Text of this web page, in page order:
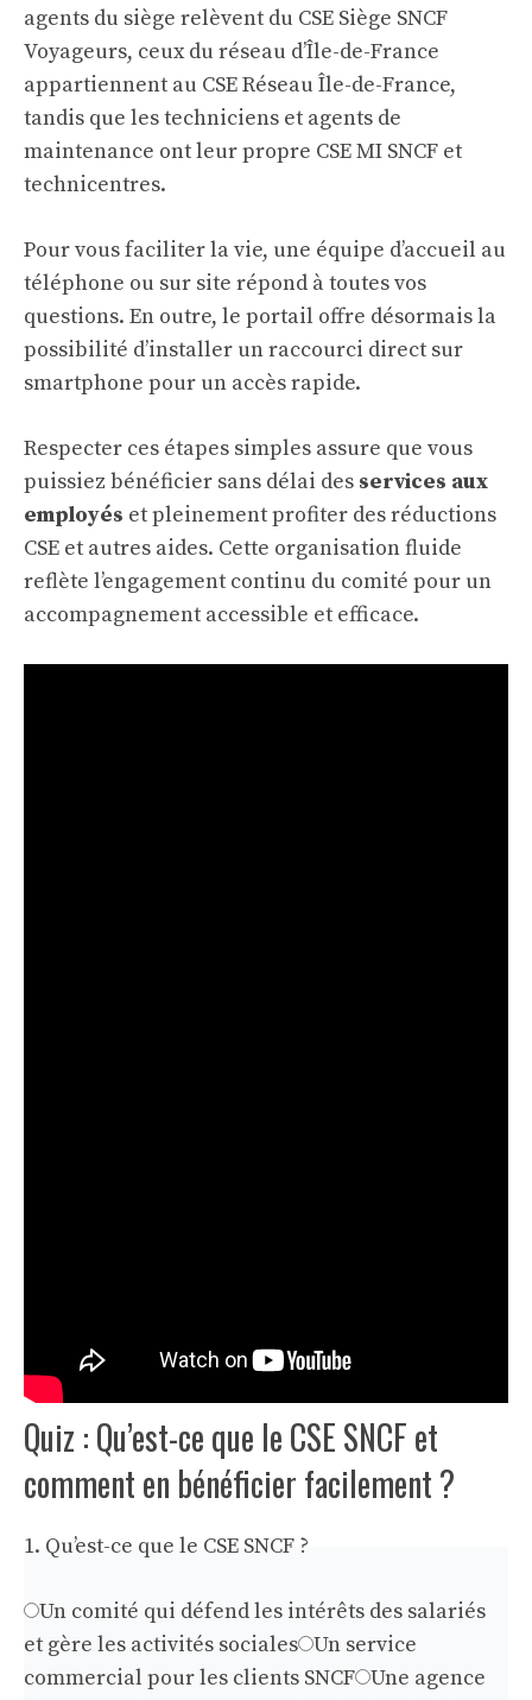
agents du siège relèvent du CSE Siège SNCF
Voyageurs, ceux du réseau d’Île-de-France
appartiennent au CSE Réseau Île-de-France,
tandis que les techniciens et agents de
maintenance ont leur propre CSE MI SNCF et
technicentres.
Pour vous faciliter la vie, une équipe d’accueil au
téléphone ou sur site répond à toutes vos
questions. En outre, le portail offre désormais la
possibilité d’installer un raccourci direct sur
smartphone pour un accès rapide.
Respecter ces étapes simples assure que vous
puissiez bénéficier sans délai des services aux
employés et pleinement profiter des réductions
CSE et autres aides. Cette organisation fluide
reflète l’engagement continu du comité pour un
accompagnement accessible et efficace.
Quiz : Qu’est-ce que le CSE SNCF et
comment en bénéficier facilement ?
1. Qu’est-ce que le CSE SNCF ?
Un comité qui défend les intérêts des salariés
et gère les activités sociales Un service
commercial pour les clients SNCF Une agence